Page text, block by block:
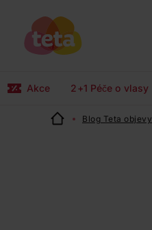
Akce 2+1 Péče o vlasy
Blog Teta objevy